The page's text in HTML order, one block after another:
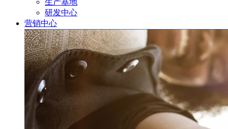
生产基地
研发中心
营销中心